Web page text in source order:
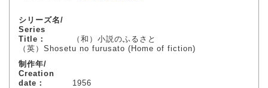
シリーズ名/
Series
Title：
（和）小説のふるさと
（英）Shosetu no furusato (Home of fiction)
制作年/
Creation
date：
1956